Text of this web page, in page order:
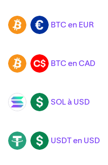
BTC EUR BTC en EUR
BTC CAD BTC en CAD
SOL USD SOL à USD
USDT USD USDT en USD